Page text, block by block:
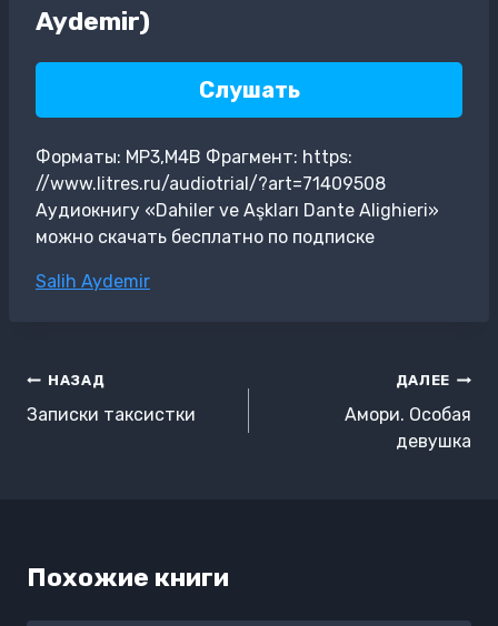
Aydemir)
Слушать
Форматы: MP3,M4B Фрагмент: https:
//www.litres.ru/audiotrial/?art=71409508
Аудиокнигу «Dahiler ve Aşkları Dante Alighieri»
можно скачать бесплатно по подписке
Метки
Salih Aydemir
Навигация
по
НАЗАД
Записки таксистки
ДАЛЕЕ
Амори. Особая
девушка
Похожие книги